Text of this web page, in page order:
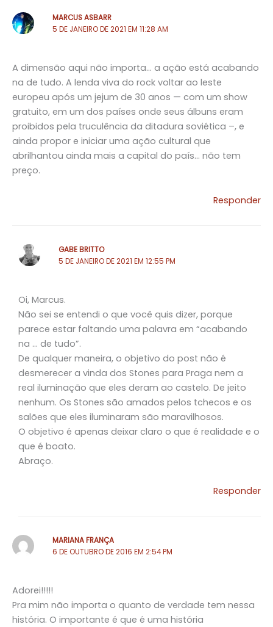
MARCUS ASBARR
5 DE JANEIRO DE 2021 EM 11:28 AM
A dimensão aqui não importa… a ação está acabando
na de tudo. A lenda viva do rock voltar ao leste
europeu após um jejum de 30 anos — com um show
gratuito, em um dos países onde seus álbuns eram
proibidos pela truculência da ditadura soviética –, e
ainda propor e iniciar uma ação cultural que
abrilhantou ainda mais a capital do país… não tem
preço.
Responder
GABE BRITTO
5 DE JANEIRO DE 2021 EM 12:55 PM
Oi, Marcus.
Não sei se entendi o que você quis dizer, porque
parece estar faltando uma palavra em “acabando
na … de tudo”.
De qualquer maneira, o objetivo do post não é
desmerecer a vinda dos Stones para Praga nem a
real iluminação que eles deram ao castelo. De jeito
nenhum. Os Stones são amados pelos tchecos e os
salões que eles iluminaram são maravilhosos.
O objetivo é apenas deixar claro o que é realidade e o
que é boato.
Abraço.
Responder
MARIANA FRANÇA
6 DE OUTUBRO DE 2016 EM 2:54 PM
Adorei!!!!!
Pra mim não importa o quanto de verdade tem nessa
história. O importante é que é uma história